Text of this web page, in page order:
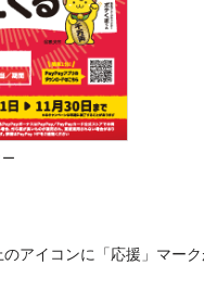
アイコンに「応援」マーク